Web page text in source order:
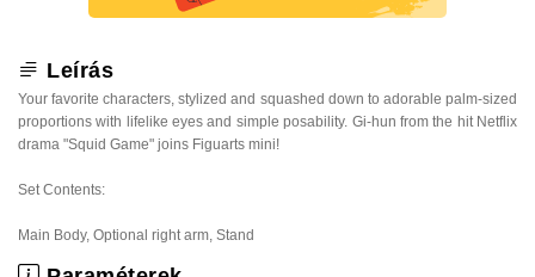
Leírás
Your favorite characters, stylized and squashed down to adorable palm-sized
proportions with lifelike eyes and simple posability. Gi-hun from the hit Netflix
drama "Squid Game" joins Figuarts mini!
Set Contents:
Main Body, Optional right arm, Stand